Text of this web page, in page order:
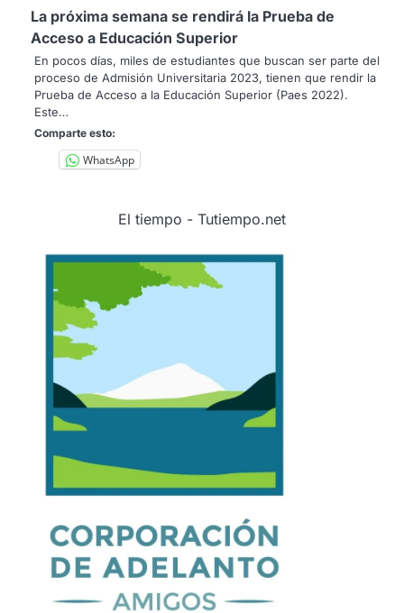
La próxima semana se rendirá la Prueba de
Acceso a Educación Superior
En pocos días, miles de estudiantes que buscan ser parte del
proceso de Admisión Universitaria 2023, tienen que rendir la
Prueba de Acceso a la Educación Superior (Paes 2022).
Este…
Comparte esto:
WhatsApp
El tiempo - Tutiempo.net